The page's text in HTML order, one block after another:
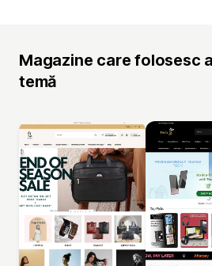
Magazine care folosesc
temă